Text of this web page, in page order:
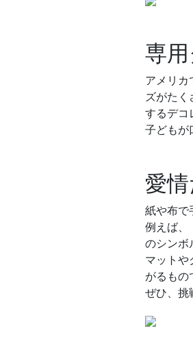
専
アメリカ
ズがた
するデコ
子どもが
愛
紙や布で
例えば、
のシンボ
マットや
がるもの
ぜひ、挑